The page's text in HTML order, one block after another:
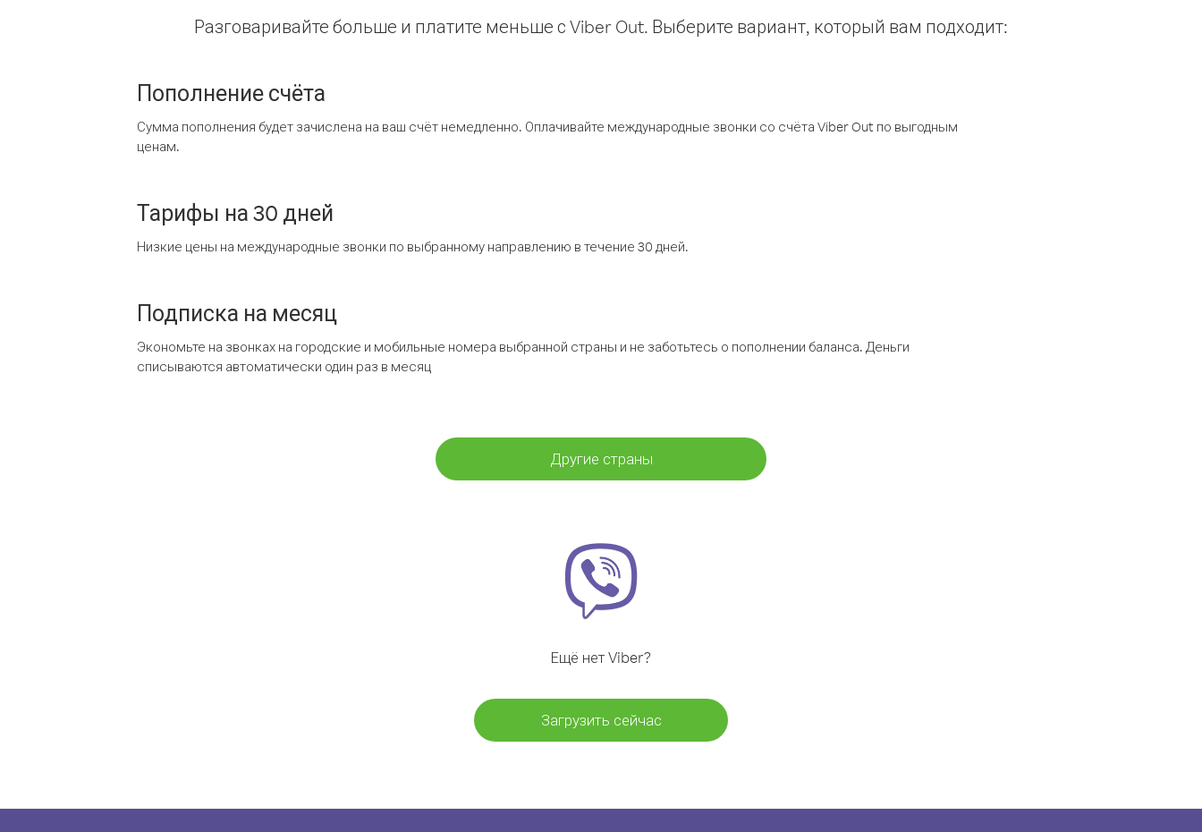
Разговаривайте больше и платите меньше с Viber Out. Выберите вариант, который вам подходит:
Пополнение счёта
Сумма пополнения будет зачислена на ваш счёт немедленно. Оплачивайте международные звонки со счёта Viber Out по выгодным
ценам.
Тарифы на 30 дней
Низкие цены на международные звонки по выбранному направлению в течение 30 дней.
Подписка на месяц
Экономьте на звонках на городские и мобильные номера выбранной страны и не заботьтесь о пополнении баланса. Деньги
списываются автоматически один раз в месяц
Другие страны
Ещё нет Viber?
Загрузить сейчас